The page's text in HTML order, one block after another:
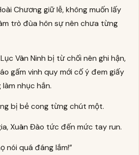
Chương giữ lễ, không muốn lấy
trò đùa hôn sự nên chưa từng
Vân Ninh bị từ chối nên ghi hận,
gấm vinh quy mới cố ý đem giấy
nhục hắn.
bị bẻ cong từng chút một.
Xuân Đào tức đến mức tay run.
nói quá đáng lắm!”